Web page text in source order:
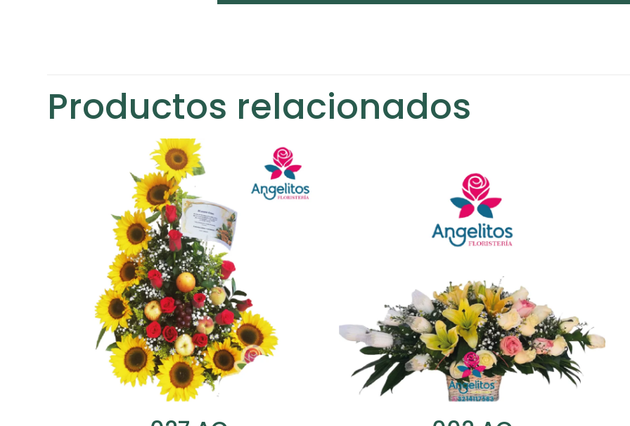
Productos relacionados